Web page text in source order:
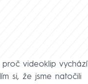
videoklip vychází
si, že jsme natočili